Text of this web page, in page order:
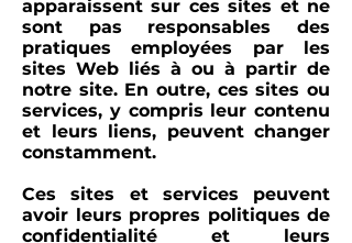
apparaissent sur ces sites et ne
sont pas responsables des
pratiques employées par les
sites Web liés à ou à partir de
notre site. En outre, ces sites ou
services, y compris leur contenu
et leurs liens, peuvent changer
constamment.
Ces sites et services peuvent
avoir leurs propres politiques de
confidentialité et leurs